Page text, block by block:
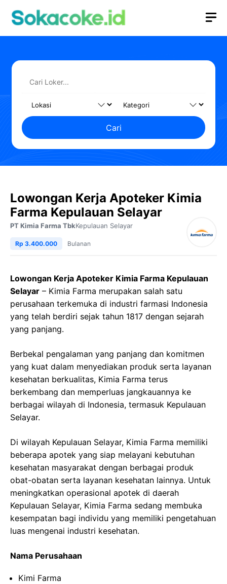
Cari
Lowongan Kerja Apoteker Kimia
Farma Kepulauan Selayar
PT Kimia Farma TbkKepulauan Selayar
Rp 3.400.000 Bulanan
Lowongan Kerja Apoteker Kimia Farma Kepulauan
Selayar – Kimia Farma merupakan salah satu
perusahaan terkemuka di industri farmasi Indonesia
yang telah berdiri sejak tahun 1817 dengan sejarah
yang panjang.
Berbekal pengalaman yang panjang dan komitmen
yang kuat dalam menyediakan produk serta layanan
kesehatan berkualitas, Kimia Farma terus
berkembang dan memperluas jangkauannya ke
berbagai wilayah di Indonesia, termasuk Kepulauan
Selayar.
Di wilayah Kepulauan Selayar, Kimia Farma memiliki
beberapa apotek yang siap melayani kebutuhan
kesehatan masyarakat dengan berbagai produk
obat-obatan serta layanan kesehatan lainnya. Untuk
meningkatkan operasional apotek di daerah
Kepulauan Selayar, Kimia Farma sedang membuka
kesempatan bagi individu yang memiliki pengetahuan
luas mengenai industri kesehatan.
Nama Perusahaan
Kimi Farma